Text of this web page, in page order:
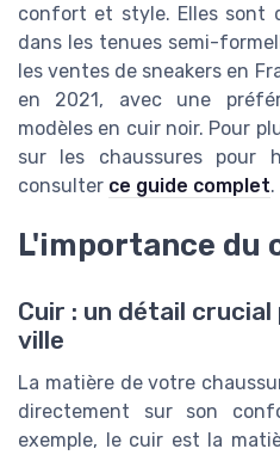
confort et style. Elles sont
dans les tenues semi-
les ventes de sneakers en
en 2021, avec une
modèles en cuir noir. Pour
sur les chaussures pour
consulter ce guide complet.
L'importance du
Cuir : un détail crucial
ville
La matière de votre
directement sur son
exemple, le cuir est la